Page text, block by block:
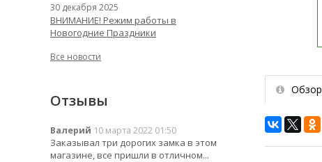
Обзор
30 декабря 2025
ВНИМАНИЕ! Режим работы в
Новогодние Праздники
Все новости
Отзывы
Валерий 10 марта 2022 01:50
Заказывал три дорогих замка в этом
магазине, все пришли в отличном...